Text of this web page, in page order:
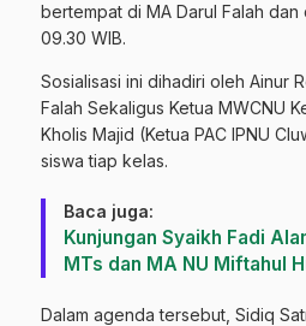
bertempat di MA Darul Falah dan
09.30 WIB.
Sosialisasi ini dihadiri oleh Ainur
Falah Sekaligus Ketua MWCNU
Kholis Majid (Ketua PAC IPNU
siswa tiap kelas.
Baca juga:
Kunjungan Syaikh Fadi
MTs dan MA NU Miftahul
Dalam agenda tersebut, Sidiq